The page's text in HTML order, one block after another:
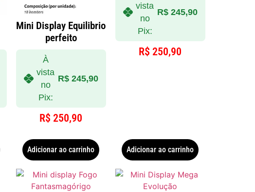
Mini Display Equilibrio
perfeito
À
vista
no
Pix:
R$245,90
R$ 250,90
Adicionar ao carrinho
vista
no
Pix:
R$ 245,90
R$ 250,90
Adicionar ao carrinho